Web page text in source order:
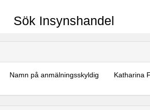
Sök Insynshandel
Namn på anmälningsskyldig Katharina